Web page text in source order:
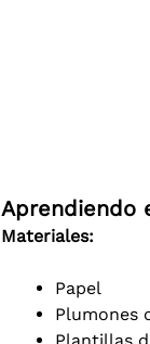
Aprendiendo
Materiales:
Papel
Plumones